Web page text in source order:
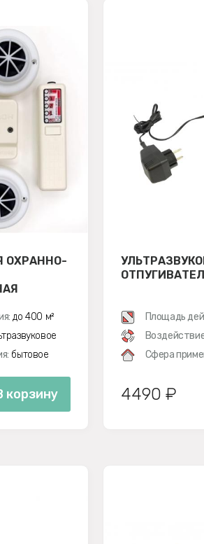
ОХРАННО-
до 400 м²
бытовое
корзину
Площадь
Сфера
4490 ₽